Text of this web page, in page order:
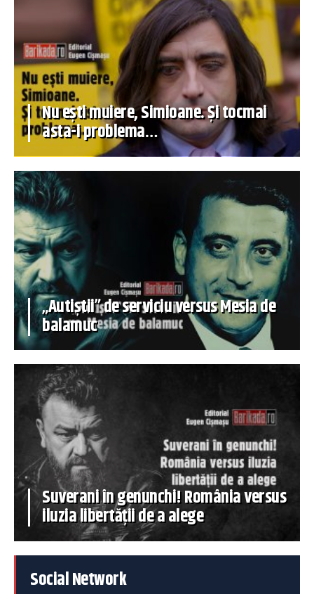
Nu ești muiere, Simioane. Și tocmai
asta-i problema…
„Autiștii” de serviciu versus Mesia de
balamuc
Suverani în genunchi! România versus
iluzia libertății de a alege
Social Network